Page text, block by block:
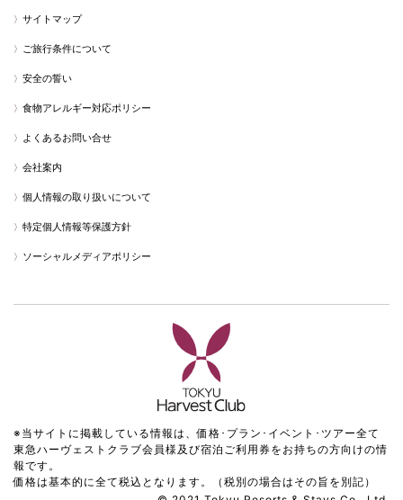
サイトマップ
ご旅行条件について
安全の誓い
食物アレルギー対応ポリシー
よくあるお問い合せ
会社案内
個人情報の取り扱いについて
特定個人情報等保護方針
ソーシャルメディアポリシー
※当サイトに掲載している情報は、価格･プラン･イベント･ツアー全て
東急ハーヴェストクラブ会員様及び宿泊ご利用券をお持ちの方向けの情
報です。
価格は基本的に全て税込となります。（税別の場合はその旨を別記）